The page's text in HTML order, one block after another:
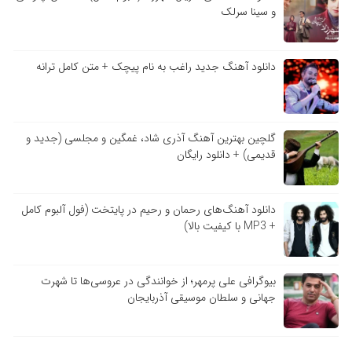
و سینا سرلک
دانلود آهنگ جدید راغب به نام پیچک + متن کامل ترانه
گلچین بهترین آهنگ آذری شاد، غمگین و مجلسی (جدید و
قدیمی) + دانلود رایگان
دانلود آهنگ‌های رحمان و رحیم در پایتخت (فول آلبوم کامل
+ MP3 با کیفیت بالا)
بیوگرافی علی پرمهر؛ از خوانندگی در عروسی‌ها تا شهرت
جهانی و سلطان موسیقی آذربایجان